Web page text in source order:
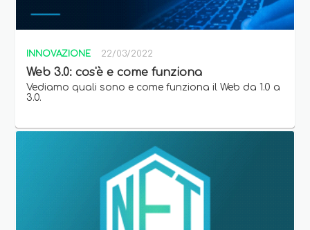
INNOVAZIONE 22/03/2022
Web 3.0: cos'è e come funziona
Vediamo quali sono e come funziona il Web da 1.0 a
3.0.